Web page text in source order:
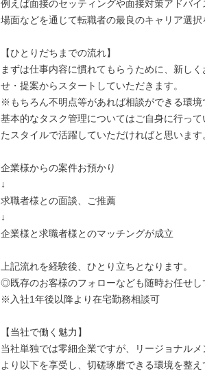
例えば面接のセッティングや面接対策アドバ
場面などを通じて転職者の最良のキャリア選択
【ひとりだちまでの流れ】
まずは仕事内容に慣れてもらうために、新し
せ・提案からスタートしていただきます。
※もちろん不明点等があれば相談ができる環境
基本的なタスク管理についてはご自身に行っ
たスタイルで活躍していただければと思います
企業様からの案件お預かり
↓
求職者様との面談、ご推薦
↓
企業様と求職者様とのマッチングが成立
上記流れを経験後、ひとり立ちとなります。
◎既存のお客様のフォローなども随時お任せし
※入社1年後以降より在宅勤務相談可
【当社で働く魅力】
当社単独では零細企業ですが、リージョナル
より以下を享受し、切磋琢磨できる環境を整え